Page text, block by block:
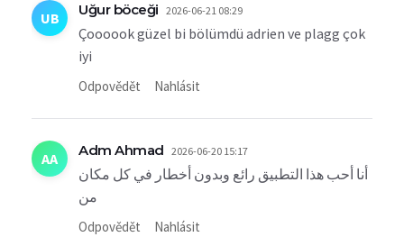
UB Uğur böceği 2026-06-21 08:29
Çoooook güzel bi bölümdü adrien ve plagg çok
iyi
Odpovědět Nahlásit
AA Adm Ahmad 2026-06-20 15:17
أنا أحب هذا التطبيق رائع وبدون أخطار في كل مكان
من
Odpovědět Nahlásit